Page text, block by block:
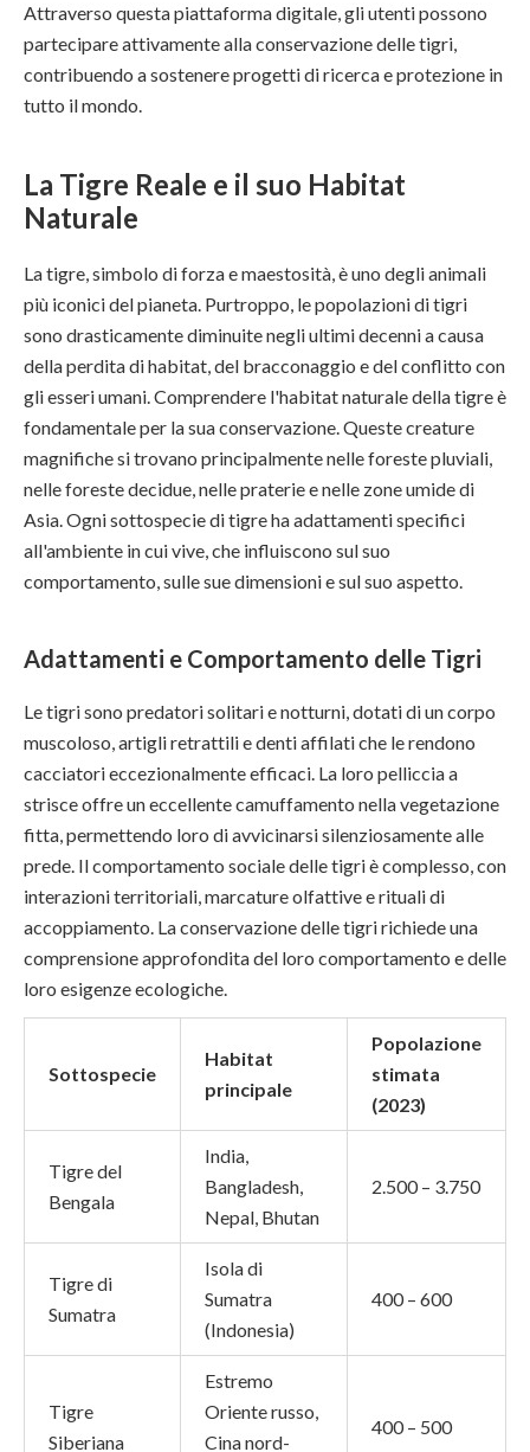
Attraverso questa piattaforma digitale, gli utenti possono
partecipare attivamente alla conservazione delle tigri,
contribuendo a sostenere progetti di ricerca e protezione in
tutto il mondo.
La Tigre Reale e il suo Habitat
Naturale
La tigre, simbolo di forza e maestosità, è uno degli animali
più iconici del pianeta. Purtroppo, le popolazioni di tigri
sono drasticamente diminuite negli ultimi decenni a causa
della perdita di habitat, del bracconaggio e del conflitto con
gli esseri umani. Comprendere l'habitat naturale della tigre è
fondamentale per la sua conservazione. Queste creature
magnifiche si trovano principalmente nelle foreste pluviali,
nelle foreste decidue, nelle praterie e nelle zone umide di
Asia. Ogni sottospecie di tigre ha adattamenti specifici
all'ambiente in cui vive, che influiscono sul suo
comportamento, sulle sue dimensioni e sul suo aspetto.
Adattamenti e Comportamento delle Tigri
Le tigri sono predatori solitari e notturni, dotati di un corpo
muscoloso, artigli retrattili e denti affilati che le rendono
cacciatori eccezionalmente efficaci. La loro pelliccia a
strisce offre un eccellente camuffamento nella vegetazione
fitta, permettendo loro di avvicinarsi silenziosamente alle
prede. Il comportamento sociale delle tigri è complesso, con
interazioni territoriali, marcature olfattive e rituali di
accoppiamento. La conservazione delle tigri richiede una
comprensione approfondita del loro comportamento e delle
loro esigenze ecologiche.
Sottospecie
Habitat
principale
Popolazione
stimata
(2023)
Tigre del
Bengala
India,
Bangladesh,
Nepal, Bhutan
2.500 – 3.750
Tigre di
Sumatra
Isola di
Sumatra
(Indonesia)
400 – 600
Tigre
Siberiana
Estremo
Oriente russo,
Cina nord-
400 – 500